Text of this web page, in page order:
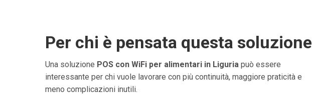
Per chi è pensata questa soluzione
Una soluzione POS con WiFi per alimentari in Liguriapuò essere
interessante per chi vuole lavorare con più continuità, maggiore praticità e
meno complicazioni inutili.